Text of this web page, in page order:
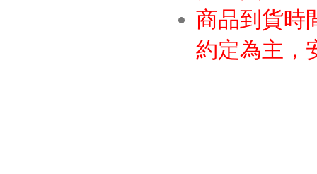
商品到貨時
約定為主，